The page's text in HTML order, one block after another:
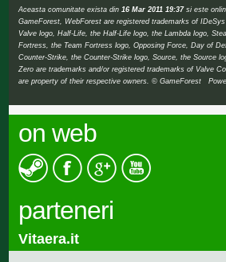
Aceasta comunitate exista din 16 Mar 2011 19:37si este
GameForest, WebForest are registered trademarks of
Valve logo, Half-Life, the Half-Life logo, the Lambda logo,
Fortress, the Team Fortress logo, Opposing Force, Day of
Counter-Strike, the Counter-Strike logo, Source, the Source
Zero are trademarks and/or registered trademarks of Valve
are property of their respective owners. © GameForest
on web
parteneri
Vitaera.it